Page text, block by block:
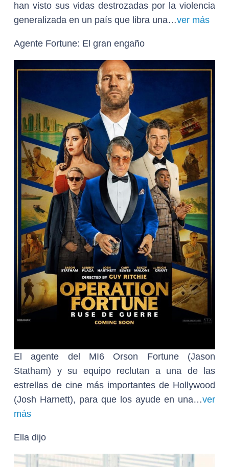
han visto sus vidas destrozadas por la violencia
generalizada en un país que libra una…ver más
Agente Fortune: El gran engaño
El agente del MI6 Orson Fortune (Jason
Statham) y su equipo reclutan a una de las
estrellas de cine más importantes de Hollywood
(Josh Harnett), para que los ayude en una…ver
más
Ella dijo